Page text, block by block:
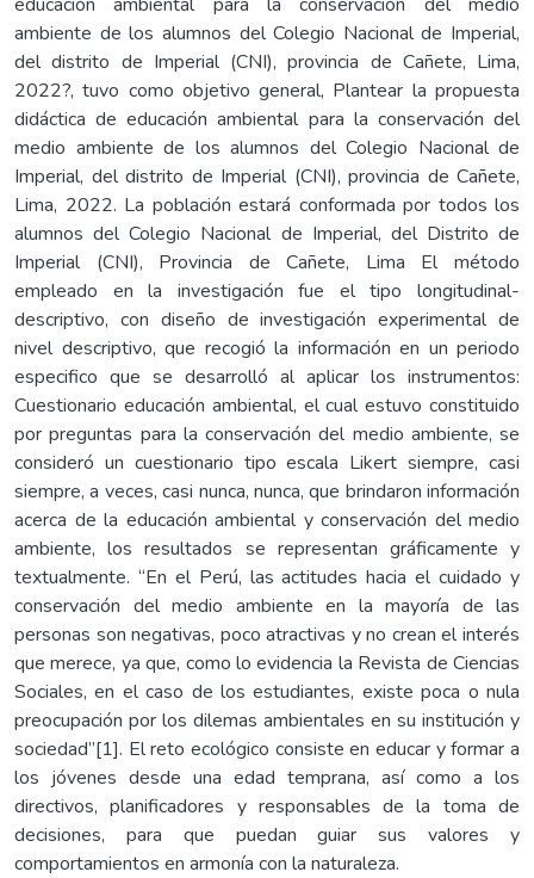
ambiente de los alumnos del Colegio Nacional de Imperial,
del distrito de Imperial (CNI), provincia de Cañete, Lima,
2022?, tuvo como objetivo general, Plantear la propuesta
didáctica de educación ambiental para la conservación del
medio ambiente de los alumnos del Colegio Nacional de
Imperial, del distrito de Imperial (CNI), provincia de Cañete,
Lima, 2022. La población estará conformada por todos los
alumnos del Colegio Nacional de Imperial, del Distrito de
Imperial (CNI), Provincia de Cañete, Lima El método
empleado en la investigación fue el tipo longitudinal-
descriptivo, con diseño de investigación experimental de
nivel descriptivo, que recogió la información en un periodo
especifico que se desarrolló al aplicar los instrumentos:
Cuestionario educación ambiental, el cual estuvo constituido
por preguntas para la conservación del medio ambiente, se
consideró un cuestionario tipo escala Likert siempre, casi
siempre, a veces, casi nunca, nunca, que brindaron información
acerca de la educación ambiental y conservación del medio
ambiente, los resultados se representan gráficamente y
textualmente. “En el Perú, las actitudes hacia el cuidado y
conservación del medio ambiente en la mayoría de las
personas son negativas, poco atractivas y no crean el interés
que merece, ya que, como lo evidencia la Revista de Ciencias
Sociales, en el caso de los estudiantes, existe poca o nula
preocupación por los dilemas ambientales en su institución y
sociedad”[1]. El reto ecológico consiste en educar y formar a
los jóvenes desde una edad temprana, así como a los
directivos, planificadores y responsables de la toma de
decisiones, para que puedan guiar sus valores y
comportamientos en armonía con la naturaleza.